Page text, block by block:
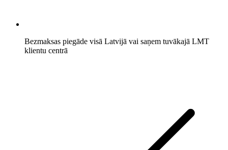
Bezmaksas piegāde visā Latvijā vai saņem tuvākajā LMT
klientu centrā